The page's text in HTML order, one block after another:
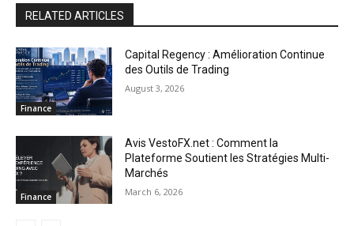
RELATED ARTICLES
Finance
Capital Regency : Amélioration Continue
des Outils de Trading
August 3, 2026
Finance
Avis VestoFX.net : Comment la
Plateforme Soutient les Stratégies Multi-
Marchés
March 6, 2026